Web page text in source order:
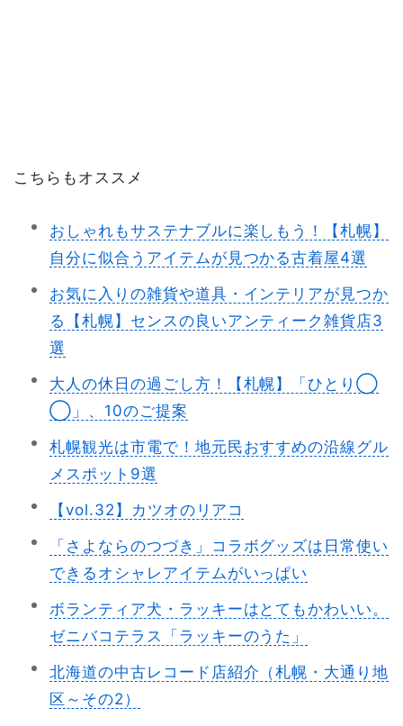
こちらもオススメ
おしゃれもサステナブルに楽しもう！【札幌】
自分に似合うアイテムが見つかる古着屋4選
お気に入りの雑貨や道具・インテリアが見つか
る【札幌】センスの良いアンティーク雑貨店3
選
大人の休日の過ごし方！【札幌】「ひとり◯
◯」、10のご提案
札幌観光は市電で！地元民おすすめの沿線グル
メスポット9選
【vol.32】カツオのリアコ
「さよならのつづき」コラボグッズは日常使い
できるオシャレアイテムがいっぱい
ボランティア犬・ラッキーはとてもかわいい。
ゼニバコテラス「ラッキーのうた」
北海道の中古レコード店紹介（札幌・大通り地
区～その2）